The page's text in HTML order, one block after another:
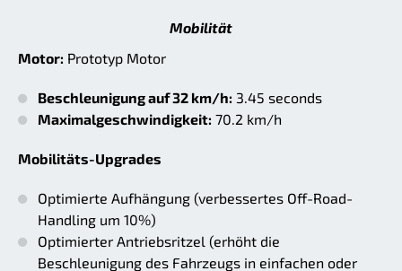
Mobilität
Motor: Prototyp Motor
Beschleunigung auf 32 km/h: 3.45 seconds
Maximalgeschwindigkeit: 70.2 km/h
Mobilitäts-Upgrades
Optimierte Aufhängung (verbessertes Off-Road-
Handling um 10%)
Optimierter Antriebsritzel (erhöht die
Beschleunigung des Fahrzeugs in einfachen oder